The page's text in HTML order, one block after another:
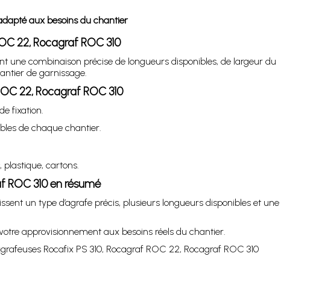
aux besoins du chantier
22, Rocagraf ROC 310
une combinaison précise de longueurs disponibles, de largeur du
de garnissage.
22, Rocagraf ROC 310
fixation.
de chaque chantier.
plastique, cartons.
ROC 310 en résumé
un type d’agrafe précis, plusieurs longueurs disponibles et une
approvisionnement aux besoins réels du chantier.
Rocafix PS 310, Rocagraf ROC 22, Rocagraf ROC 310